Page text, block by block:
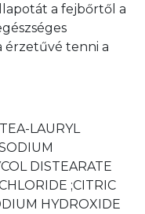
a fejbőrtől a
érzetűvé tenni a
LAURYL
DISTEARATE
;CITRIC
HYDROXIDE